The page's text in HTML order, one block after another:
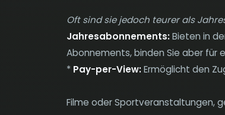
Oft sind sie jedoch teurer als
Jahresabonnements:Bieten in
Abonnements, binden Sie aber für
* Pay-per-View:Ermöglicht den
Filme oder Sportveranstaltungen,